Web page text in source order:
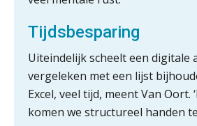
Tijdsbesparing
Uiteindelijk scheelt een digitale
vergeleken met een lijst
Excel, veel tijd, meent Van Oort.
komen we structureel handen
De curator
faillissement
Eenvoudig
met Twinfield,
Snelstart